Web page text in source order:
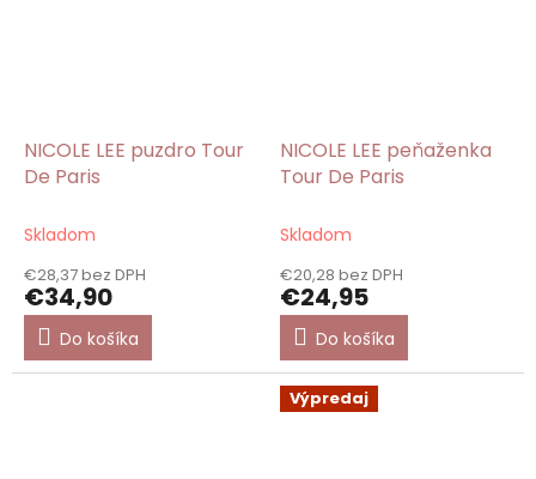
NICOLE LEE puzdro Tour
De Paris
Skladom
€28,37 bez DPH
€34,90
Do košíka
NICOLE LEE peňaženka
Tour De Paris
Skladom
€20,28 bez DPH
€24,95
Do košíka
Výpredaj